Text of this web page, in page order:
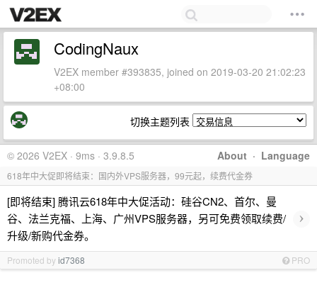
CodingNaux
V2EX member #393835, joined on 2019-03-20 21:02:23
+08:00
切换主题列表
About · Language
© 2026 V2EX · 9ms · 3.9.8.5
618年中大促即将结束：国内外VPS服务器，99元起，续费代金券
[即将结束] 腾讯云618年中大促活动：硅谷CN2、首尔、曼
谷、法兰克福、上海、广州VPS服务器，另可免费领取续费/
升级/新购代金券。
›
Promoted byid7368 PRO